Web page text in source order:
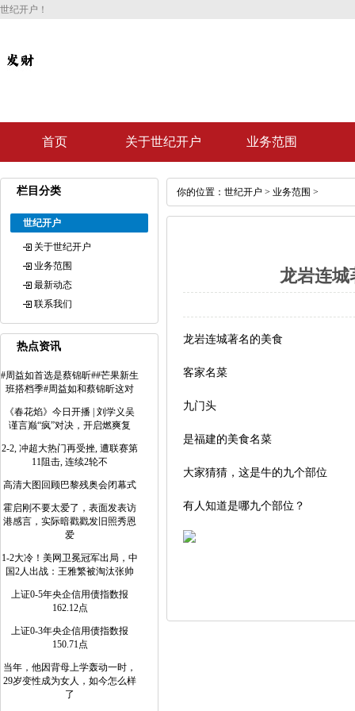
世纪开户！
首页 关于世纪开户 业务范围
栏目分类
世纪开户
关于世纪开户
业务范围
最新动态
联系我们
热点资讯
#周益如首选是蔡锦昕##芒果新生
班搭档季#周益如和蔡锦昕这对
《春花焰》今日开播 | 刘学义吴
谨言巅“疯”对决，开启燃爽复
2-2, 冲超大热门再受挫, 遭联赛第
11阻击, 连续2轮不
高清大图回顾巴黎残奥会闭幕式
霍启刚不要太爱了，表面发表访
港感言，实际暗戳戳发旧照秀恩
爱
1-2大冷！美网卫冕冠军出局，中
国2人出战：王雅繁被淘汰张帅
上证0-5年央企信用债指数报
162.12点
上证0-3年央企信用债指数报
150.71点
当年，他因背母上学轰动一时，
29岁变性成为女人，如今怎么样
了
你的位置： 世纪开户 > 业务范围 >
龙岩连城
龙岩连城著名的美食
客家名菜
九门头
是福建的美食名菜
大家猜猜，这是牛的九个部位
有人知道是哪九个部位？